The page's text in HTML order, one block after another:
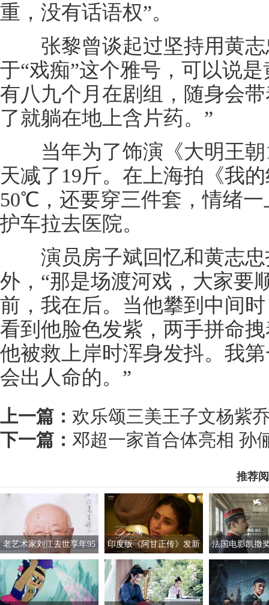
重，没有话语权”。
张黎曾谈起过坚持用黄
于“戏痴”这个雅号，可以说
有八九个月在剧组，随身会
了就躺在地上含片药。”
当年为了饰演《大明王朝
天减了19斤。在上海拍《我
50℃，还要穿三件套，情绪
护车拉去医院。
演员房子斌回忆和黄志忠
外，“那是场渡河戏，大家要
前，我在后。当他攀到中间
看到他脸色发紫，两手拼命
他被救上岸时浑身发抖。我
会出人命的。”
上一篇： 欢乐颂三美王子文杨紫
下一篇： 邓超一家首合体亮相 孙
推荐
老艺术家刘江去世享年95
岁 曾饰演过胡汉三
印度版《阿甘正传》发新
海报 阿米尔汗与女主亮相
法国电影凯撒
风波 董事会成